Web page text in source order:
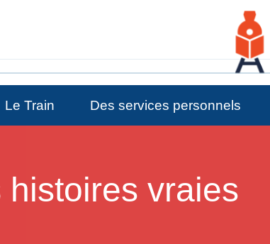
Le Train Des services personnels
histoires vraies